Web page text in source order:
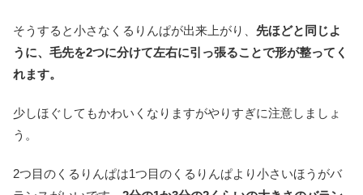
そうすると小さなくるりんぱが出来上がり、 先ほどと同じよ
うに、毛先を2つに分けて左右に引っ張ることで形が整ってく
れます。
少しほぐしてもかわいくなりますがやりすぎに注意しましょ
う。
2つ目のくるりんぱは1つ目のくるりんぱより小さいほうがバ